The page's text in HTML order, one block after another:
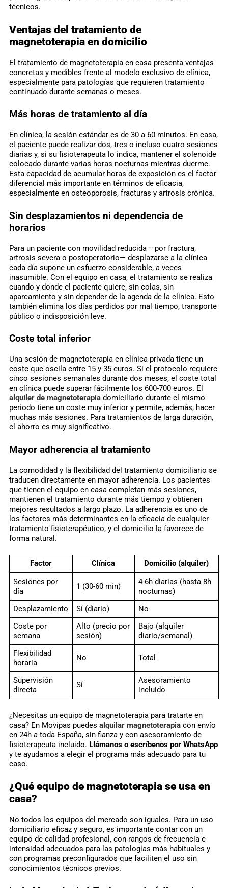
técnicos.
Ventajas del tratamiento de
magnetoterapia en domicilio
El tratamiento de magnetoterapia en casa presenta ventajas
concretas y medibles frente al modelo exclusivo de clínica,
especialmente para patologías que requieren tratamiento
continuado durante semanas o meses.
Más horas de tratamiento al día
En clínica, la sesión estándar es de 30 a 60 minutos. En casa,
el paciente puede realizar dos, tres o incluso cuatro sesiones
diarias y, si su fisioterapeuta lo indica, mantener el solenoide
colocado durante varias horas nocturnas mientras duerme.
Esta capacidad de acumular horas de exposición es el factor
diferencial más importante en términos de eficacia,
especialmente en osteoporosis, fracturas y artrosis crónica.
Sin desplazamientos ni dependencia de
horarios
Para un paciente con movilidad reducida —por fractura,
artrosis severa o postoperatorio— desplazarse a la clínica
cada día supone un esfuerzo considerable, a veces
inasumible. Con el equipo en casa, el tratamiento se realiza
cuando y donde el paciente quiere, sin colas, sin
aparcamiento y sin depender de la agenda de la clínica. Esto
también elimina los días perdidos por mal tiempo, transporte
público o indisposición leve.
Coste total inferior
Una sesión de magnetoterapia en clínica privada tiene un
coste que oscila entre 15 y 35 euros. Si el protocolo requiere
cinco sesiones semanales durante dos meses, el coste total
en clínica puede superar fácilmente los 600-700 euros. El
alquiler de magnetoterapiadomiciliario durante el mismo
periodo tiene un coste muy inferior y permite, además, hacer
muchas más sesiones. Para tratamientos de larga duración,
el ahorro es muy significativo.
Mayor adherencia al tratamiento
La comodidad y la flexibilidad del tratamiento domiciliario se
traducen directamente en mayor adherencia. Los pacientes
que tienen el equipo en casa completan más sesiones,
mantienen el tratamiento durante más tiempo y obtienen
mejores resultados a largo plazo. La adherencia es uno de
los factores más determinantes en la eficacia de cualquier
tratamiento fisioterapéutico, y el domicilio la favorece de
forma natural.
Factor Clínica
Domicilio (alquiler)
Sesiones por
día
1 (30-60 min)
4-6h diarias (hasta 8h
nocturnas)
Desplazamiento
Sí (diario)
No
Coste por
semana
Alto (precio por
sesión)
Bajo (alquiler
diario/semanal)
Flexibilidad
horaria
No Total
Supervisión
directa
Sí
Asesoramiento
incluido
¿Necesitas un equipo de magnetoterapia para tratarte en
casa? En Movipas puedes alquilar magnetoterapiacon envío
en 24h a toda España, sin fianza y con asesoramiento de
fisioterapeuta incluido. Llámanos o escríbenos por WhatsApp
y te ayudamos a elegir el programa más adecuado para tu
caso.
¿Qué equipo de magnetoterapia se usa en
casa?
No todos los equipos del mercado son iguales. Para un uso
domiciliario eficaz y seguro, es importante contar con un
equipo de calidad profesional, con rangos de frecuencia e
intensidad adecuados para las patologías más habituales y
con programas preconfigurados que faciliten el uso sin
conocimientos técnicos previos.